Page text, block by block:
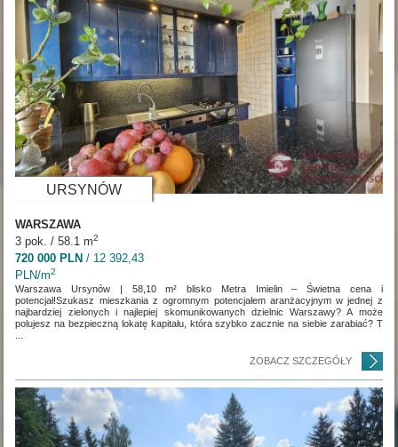
URSYNÓW
WARSZAWA
3 pok. / 58.1 m2
720 000 PLN / 12 392,43
PLN/m2
Warszawa Ursynów | 58,10 m² blisko Metra Imielin – Świetna cena i
potencjał!Szukasz mieszkania z ogromnym potencjałem aranżacyjnym w jednej z
najbardziej zielonych i najlepiej skomunikowanych dzielnic Warszawy? A może
polujesz na bezpieczną lokatę kapitału, która szybko zacznie na siebie zarabiać? T
ZOBACZ SZCZEGÓŁY